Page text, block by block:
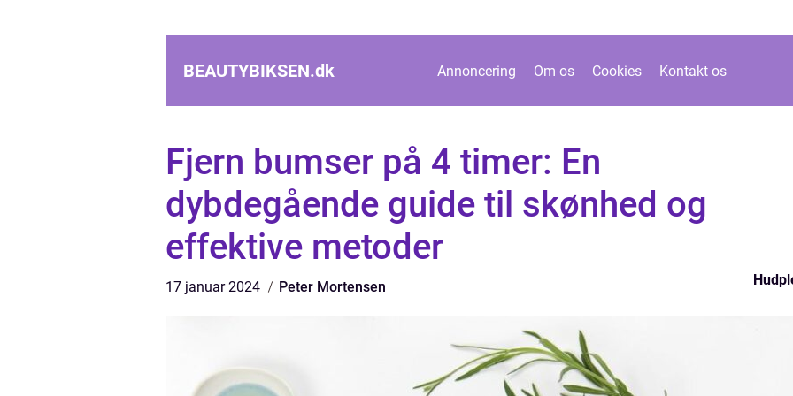
BEAUTYBIKSEN.dk Annoncering Om os Cookies Kontakt os
Fjern bumser på 4 timer: En
dybdegående guide til skønhed og
effektive metoder
17 januar 2024 Peter Mortensen